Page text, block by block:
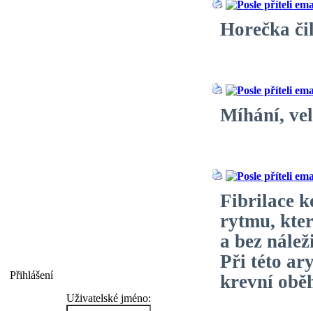
Přihlášení
Uživatelské jméno:
Horečka
Míhání,
Fibrilace
rytmu,
a bez
Při této
krevní